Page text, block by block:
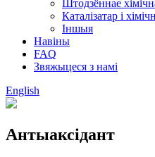
Штодзённае
Каталізатар і
Іншыя
Навіны
FAQ
Звяжыцеся з намі
English
Антыаксідант